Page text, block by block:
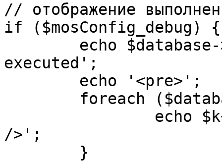
// отображение
if ($mosConfig_debug) {
executed';
/>';